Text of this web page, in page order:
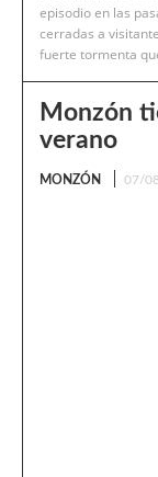
episodio en las
cerradas a
fuerte tormenta
Monzón
verano
MONZÓN 07/